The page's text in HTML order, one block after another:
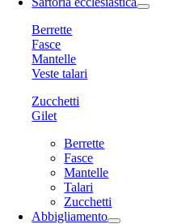
Berrette
Fasce
Mantelle
Veste talari
Zucchetti
Gilet
Berrette
Fasce
Mantelle
Talari
Zucchetti
Abbigliamento